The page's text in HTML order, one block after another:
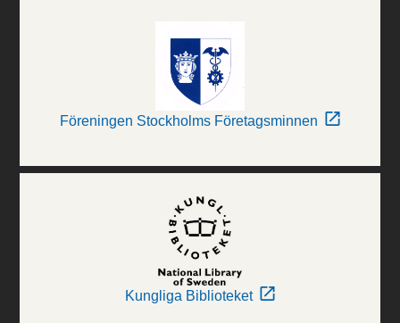
Föreningen Stockholms Företagsminnen
Kungliga Biblioteket